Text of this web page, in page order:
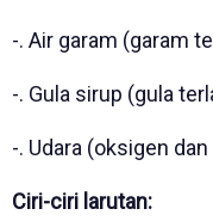
-. Air garam (garam
-. Gula sirup (gula
-. Udara (oksigen
Ciri-ciri larutan: